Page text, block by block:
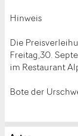
Hinweis
Die
Freitag,30.
im Restaurant
Bote der